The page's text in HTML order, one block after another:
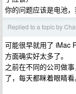
你的问题应该是电池，
Replied to a topic by
可能很早就用了 iMac
方面确实好太多了。
之前在不同的公司做
了，每天都眯着眼睛看